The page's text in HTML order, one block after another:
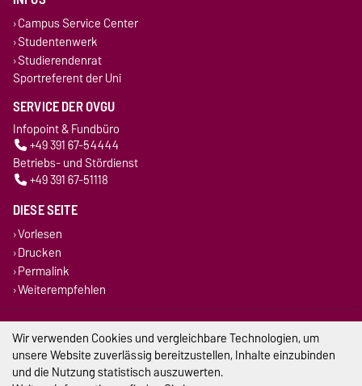
Campus Service Center
Studentenwerk
Studierendenrat
Sportreferent der Uni
SERVICE DER OVGU
Infopoint & Fundbüro
+49 391 67-54444
Betriebs- und Stördienst
+49 391 67-51118
DIESE SEITE
Vorlesen
Drucken
Permalink
Weiterempfehlen
Impressum
Datenschutz
Wir verwenden Cookies und vergleichbare Technologien, um
unsere Website zuverlässig bereitzustellen, Inhalte einzubinden
und die Nutzung statistisch auszuwerten.